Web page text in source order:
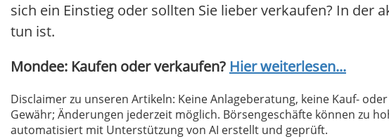
sich ein Einstieg oder sollten Sie lieber verkaufen? In der
tun ist.
Mondee: Kaufen oder verkaufen? Hier weiterlesen...
Disclaimer zu unseren Artikeln: Keine Anlageberatung, keine Kauf-
Gewähr; Änderungen jederzeit möglich. Börsengeschäfte können zu
automatisiert mit Unterstützung von AI erstellt und geprüft.